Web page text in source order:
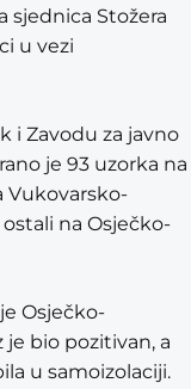
sjednica Stožera
u vezi
i Zavodu za javno
je 93 uzorka na
Vukovarsko-
na Osječko-
Osječko-
je bio pozitivan, a
u samoizolaciji.